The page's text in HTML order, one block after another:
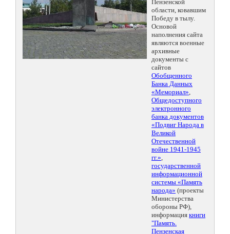
Пензенской
области, ковавшим
Победу в тылу.
Основой
наполнения сайта
являются военные
архивные
документы с
сайтов
Обобщенного
Банка Данных
«Мемориал»,
Общедоступного
электронного
банка документов
«Подвиг Народа в
Великой
Отечественной
войне 1941-1945
гг.»,
государственной
информационной
системы «Память
народа» (проекты
Министерства
обороны РФ),
информация книги
"Память.
Пензенская